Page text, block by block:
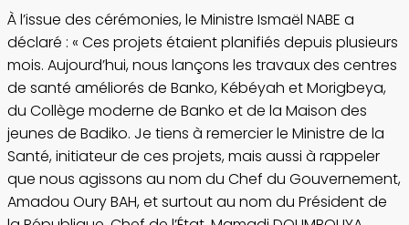
À l’issue des cérémonies, le Ministre Ismaël NABE a
déclaré : « Ces projets étaient planifiés depuis plusieurs
mois. Aujourd’hui, nous lançons les travaux des centres
de santé améliorés de Banko, Kébéyah et Morigbeya,
du Collège moderne de Banko et de la Maison des
jeunes de Badiko. Je tiens à remercier le Ministre de la
Santé, initiateur de ces projets, mais aussi à rappeler
que nous agissons au nom du Chef du Gouvernement,
Amadou Oury BAH, et surtout au nom du Président de